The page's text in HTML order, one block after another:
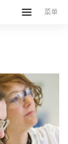
菜单
菜单